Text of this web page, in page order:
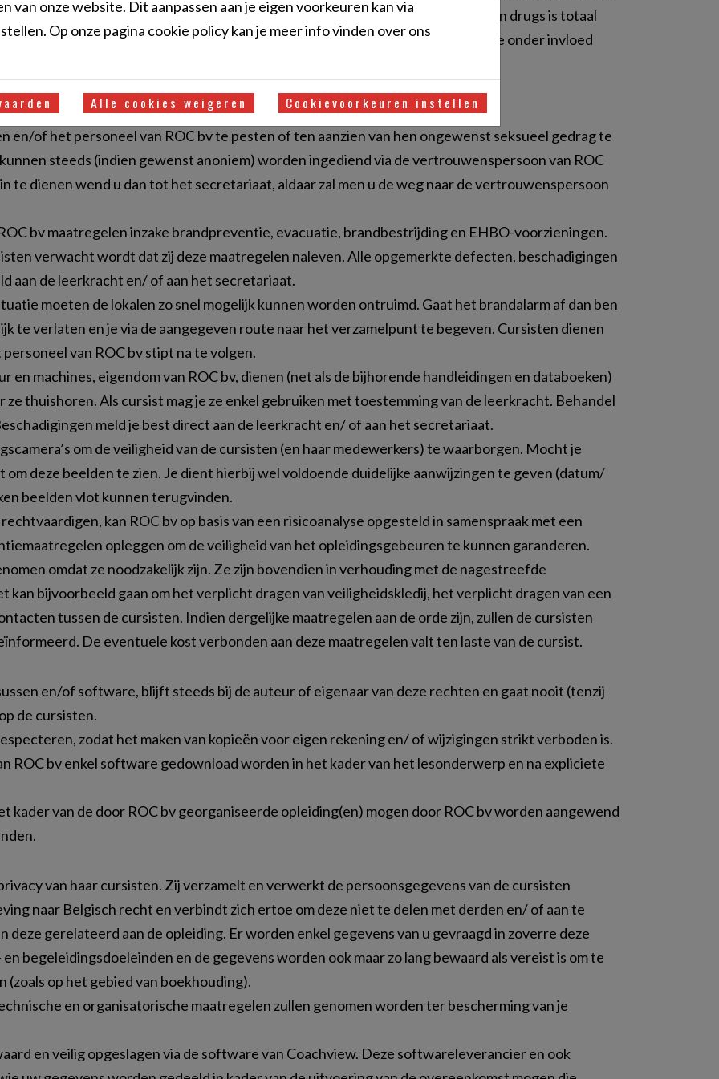
en mits toestemming van de leerkracht). Het nuttigen of bij hebben van drugs is totaal
vragen om de les en het gebouw te verlaten als er een sterk vermoeden is dat je onder invloed
verstoort.
de speciaal daarvoor bestemde vuilnisbakken;
het bord schoon te zijn en de stoelen onder de tafels te staan.
en/of het personeel van ROC bv te pesten of ten aanzien van hen ongewenst seksueel gedrag te
steeds (indien gewenst anoniem) worden ingediend via de vertrouwenspersoon van ROC
te dienen wend u dan tot het secretariaat, aldaar zal men u de weg naar de vertrouwenspersoon
bv maatregelen inzake brandpreventie, evacuatie, brandbestrijding en EHBO-voorzieningen.
verwacht wordt dat zij deze maatregelen naleven. Alle opgemerkte defecten, beschadigingen
aan de leerkracht en/ of aan het secretariaat.
moeten de lokalen zo snel mogelijk kunnen worden ontruimd. Gaat het brandalarm af dan ben
te verlaten en je via de aangegeven route naar het verzamelpunt te begeven. Cursisten dienen
van ROC bv stipt na te volgen.
en machines, eigendom van ROC bv, dienen (net als de bijhorende handleidingen en databoeken)
ze thuishoren. Als cursist mag je ze enkel gebruiken met toestemming van de leerkracht. Behandel
meld je best direct aan de leerkracht en/ of aan het secretariaat.
om de veiligheid van de cursisten (en haar medewerkers) te waarborgen. Mocht je
deze beelden te zien. Je dient hierbij wel voldoende duidelijke aanwijzingen te geven (datum/
beelden vlot kunnen terugvinden.
kan ROC bv op basis van een risicoanalyse opgesteld in samenspraak met een
opleggen om de veiligheid van het opleidingsgebeuren te kunnen garanderen.
omdat ze noodzakelijk zijn. Ze zijn bovendien in verhouding met de nagestreefde
kan bijvoorbeeld gaan om het verplicht dragen van veiligheidskledij, het verplicht dragen van een
tussen de cursisten. Indien dergelijke maatregelen aan de orde zijn, zullen de cursisten
De eventuele kost verbonden aan deze maatregelen valt ten laste van de cursist.
en/of software, blijft steeds bij de auteur of eigenaar van deze rechten en gaat nooit (tenzij
de cursisten.
zodat het maken van kopieën voor eigen rekening en/ of wijzigingen strikt verboden is.
ROC bv enkel software gedownload worden in het kader van het lesonderwerp en na expliciete
kader van de door ROC bv georganiseerde opleiding(en) mogen door ROC bv worden aangewend
van haar cursisten. Zij verzamelt en verwerkt de persoonsgegevens van de cursisten
naar Belgisch recht en verbindt zich ertoe om deze niet te delen met derden en/ of aan te
deze gerelateerd aan de opleiding. Er worden enkel gegevens van u gevraagd in zoverre deze
begeleidingsdoeleinden en de gegevens worden ook maar zo lang bewaard als vereist is om te
op het gebied van boekhouding).
en organisatorische maatregelen zullen genomen worden ter bescherming van je
en veilig opgeslagen via de software van Coachview. Deze softwareleverancier en ook
van onze website. Dit aanpassen aan je eigen voorkeuren kan via
Op onze pagina cookie policy kan je meer info vinden over ons
Alle cookies weigeren Cookievoorkeuren instellen